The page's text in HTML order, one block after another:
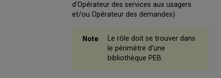
d'Opérateur des services aux usagers
et/ou Opérateur des demandes)
Le rôle doit se trouver dans
le périmètre d'une
bibliothèque PEB.